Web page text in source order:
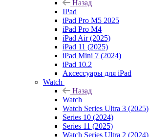
Назад
IPad
iPad Pro M5 2025
iPad Pro M4
iPad Air (2025)
iPad 11 (2025)
iPad Mini 7 (2024)
iPad 10.2
Аксессуары для iPad
Watch
Назад
Watch
Watch Series Ultra 3 (2025)
Series 10 (2024)
Series 11 (2025)
Watch Series Ultra 2 (2024)